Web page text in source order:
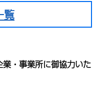
覧
業・事業所に御協力いた